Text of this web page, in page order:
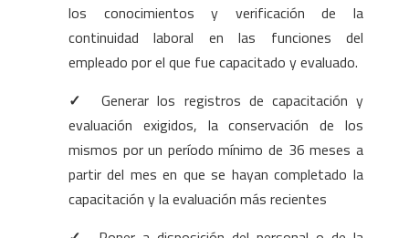
los conocimientos y verificación de la
continuidad laboral en las funciones del
empleado por el que fue capacitado y evaluado.
✓
Generar los registros de capacitación y
evaluación exigidos, la conservación de los
mismos por un período mínimo de 36 meses a
partir del mes en que se hayan completado la
capacitación y la evaluación más recientes